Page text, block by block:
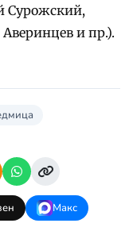
Сурожский,
и пр.).
Макс